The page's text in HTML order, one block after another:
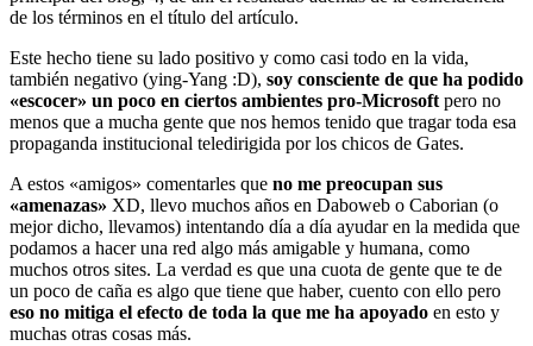
de los términos en el título del artículo.
Este hecho tiene su lado positivo y como casi todo en la vida,
también negativo (ying-Yang :D), soy consciente de que ha podido
«escocer» un poco en ciertos ambientes pro-Microsoft pero no
menos que a mucha gente que nos hemos tenido que tragar toda esa
propaganda institucional teledirigida por los chicos de Gates.
A estos «amigos» comentarles que no me preocupan sus
«amenazas» XD, llevo muchos años en Daboweb o Caborian (o
mejor dicho, llevamos) intentando día a día ayudar en la medida que
podamos a hacer una red algo más amigable y humana, como
muchos otros sites. La verdad es que una cuota de gente que te de
un poco de caña es algo que tiene que haber, cuento con ello pero
eso no mitiga el efecto de toda la que me ha apoyado en esto y
muchas otras cosas más.